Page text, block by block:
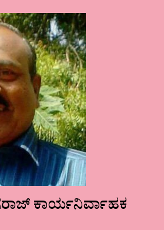
ಕಾರ್ಯನಿರ್ವಾಹಕ